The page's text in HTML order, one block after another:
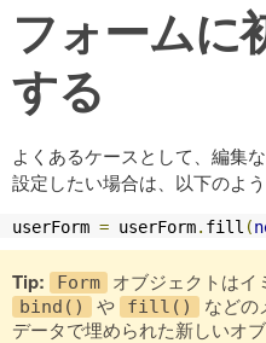
フォームに
する
よくあるケースとして、編集
設定したい場合は、以下のよう
userForm = userForm. fill (
Tip: Form オブジェクトはイ
bind() や fill()
などの
データで埋められた新しいオ